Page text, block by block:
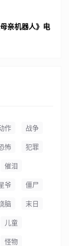
母亲机器人》电
作 战争
怖 犯罪
催泪
爷 僵尸
脑 末日
儿童
怪物